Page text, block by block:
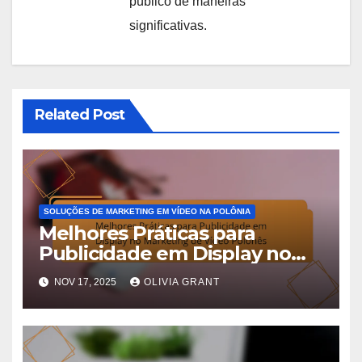
significativas.
Related Post
SOLUÇÕES DE MARKETING EM VÍDEO NA POLÔNIA
Melhores Práticas para
Publicidade em Display no
Marketing de Vídeo Polonês
NOV 17, 2025 OLIVIA GRANT